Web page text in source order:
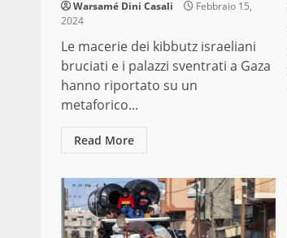
Warsamé Dini Casali
Febbraio 15,
2024
Le macerie dei kibbutz israeliani
bruciati e i palazzi sventrati a Gaza
hanno riportato su un
metaforico...
Read More